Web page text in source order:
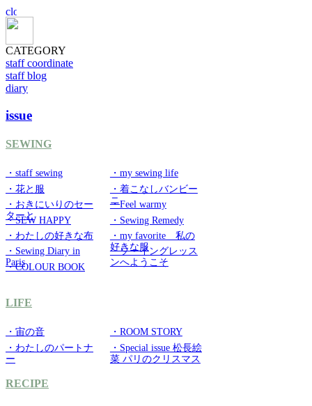
CATEGORY
staff coordinate
staff blog
diary
issue
SEWING
・staff sewing
・my sewing life
・花と服
・着こなしバンビー
ニ
・おきにいりのセー
ターと
・Feel warmy
・SEW HAPPY
・Sewing Remedy
・わたしの好きな布
・my favorite 私の
好きな服
・Sewing Diary in
Paris
・ソーイングレッス
ンへようこそ
・COLOUR BOOK
LIFE
・宙の音
・ROOM STORY
・わたしのパートナ
ー
・Special issue 松長絵
菜 パリのクリスマス
RECIPE